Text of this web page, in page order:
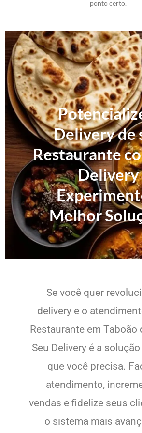
ponto certo.
Delivery de
Restaurante
Delivery
Melhor
Se você quer
delivery e o
Restaurante em Taboão
Seu Delivery é a
que você precisa.
atendimento,
vendas e fidelize seus
o sistema mais